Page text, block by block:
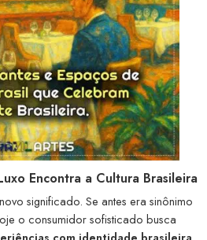
Encontra a Cultura Brasileira
significado. Se antes era sinônimo
o consumidor sofisticado busca